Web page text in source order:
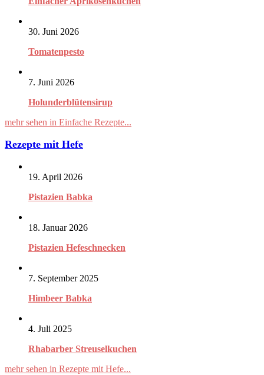
30. Juni 2026
Tomatenpesto
7. Juni 2026
Holunderblütensirup
mehr sehen in Einfache Rezepte...
Rezepte mit Hefe
19. April 2026
Pistazien Babka
18. Januar 2026
Pistazien Hefeschnecken
7. September 2025
Himbeer Babka
4. Juli 2025
Rhabarber Streuselkuchen
mehr sehen in Rezepte mit Hefe...